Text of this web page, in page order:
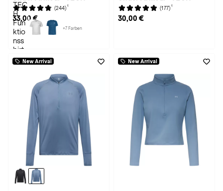
+7 Farben
(244) 1
33,00 €
(177) 1
30,00 €
New Arrival New Arrival